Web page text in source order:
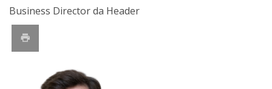
Business Director da Header